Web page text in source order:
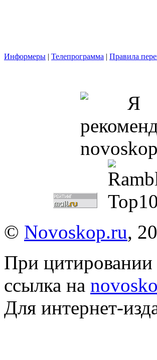
Информеры | Телепрограмма | Правила
© Novoskop.ru,
При цитировании
ссылка на
Для интернет-